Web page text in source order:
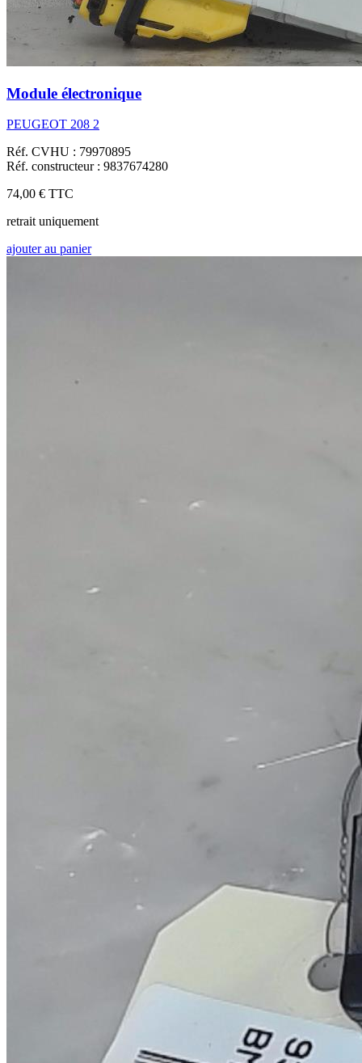
Module électronique
PEUGEOT 208 2
Réf. CVHU : 79970895
Réf. constructeur : 9837674280
74,00 € TTC
retrait uniquement
ajouter au panier